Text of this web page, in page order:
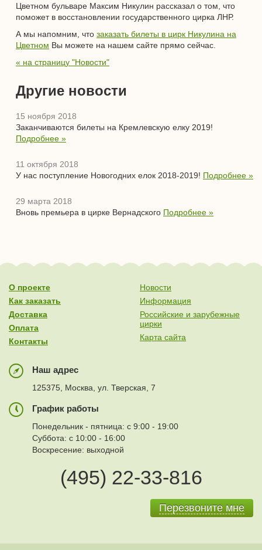
Цветном бульваре Максим Никулин рассказал о том, что
поможет в восстановлении государственного цирка ЛНР.
А мы напомним, что заказать билеты в цирк Никулина на
Цветном Вы можете на нашем сайте прямо сейчас.
« на страницу "Новости"
Другие новости
15 ноября 2018
Заканчиваются билеты на Кремлевскую елку 2019!
Подробнее »
11 октября 2018
У нас поступление Новогодних елок 2018-2019! Подробнее »
29 марта 2018
Вновь премьера в цирке Вернадского Подробнее »
О проекте
Как заказать
Доставка
Оплата
Контакты
Новости
Информация
Российские и зарубежные
цирки
Карта сайта
Наш адрес
125375, Москва, ул. Тверская, 7
График работы
Понедельник - пятница: с 9:00 - 19:00
Суббота: с 10:00 - 16:00
Воскресение: выходной
(495) 22-33-816
Перезвоните мне